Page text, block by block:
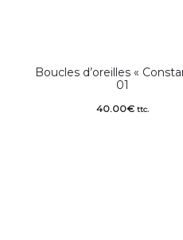
Boucles d’oreilles «
01
40.00€ ttc.